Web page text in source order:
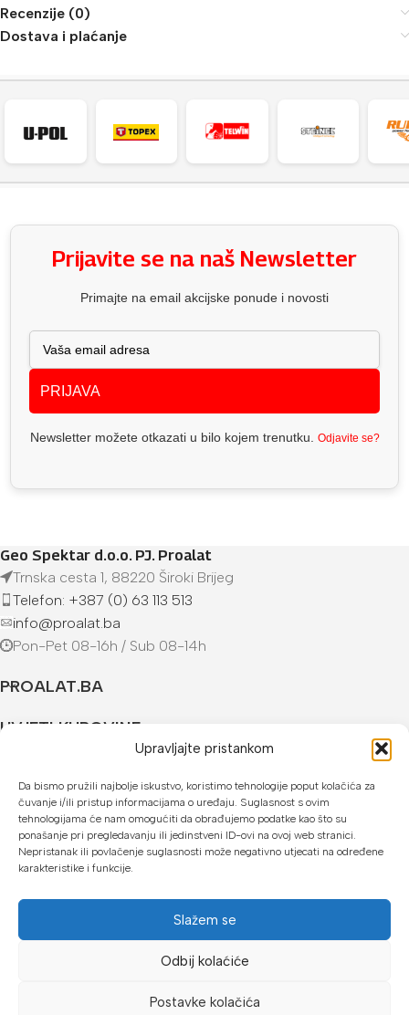
Upravljajte pristankom
Da bismo pružili najbolje iskustvo, koristimo tehnologije poput kolačića za
čuvanje i/ili pristup informacijama o uređaju. Suglasnost s ovim
tehnologijama će nam omogućiti da obrađujemo podatke kao što su
ponašanje pri pregledavanju ili jedinstveni ID-ovi na ovoj web stranici.
Nepristanak ili povlačenje suglasnosti može negativno utjecati na određene
karakteristike i funkcije.
Slažem se
Odbij kolaćiće
Postavke kolačića
Recenzije (0)
Dostava i plaćanje
Prijavite se na naš Newsletter
Primajte na email akcijske ponude i novosti
PRIJAVA
Newsletter možete otkazati u bilo kojem trenutku. Odjavite se?
Geo Spektar d.o.o. PJ. Proalat
Trnska cesta 1, 88220 Široki Brijeg
Telefon: +387 (0) 63 113 513
info@proalat.ba
Pon-Pet 08-16h / Sub 08-14h
PROALAT.BA
UVJETI KUPOVINE
U našoj web trgovini možete platiti:
Kreditnim karticama jednokratno ili do 24 rate
Općom uplatnicom, virmanom, internet bankarstvom
Gotovinom prilikom preuzimanja
Mikrofin do 18 rata
Copyright © 2026 Proalat.ba